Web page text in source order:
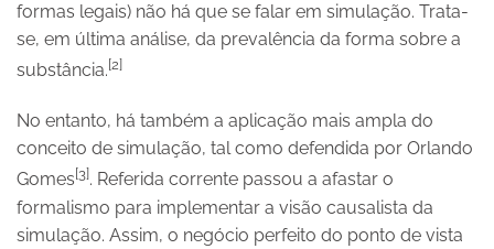
formas legais) não há que se falar em simulação. Trata-
se, em última análise, da prevalência da forma sobre a
substância.[2]
No entanto, há também a aplicação mais ampla do
conceito de simulação, tal como defendida por Orlando
Gomes[3]. Referida corrente passou a afastar o
formalismo para implementar a visão causalista da
simulação. Assim, o negócio perfeito do ponto de vista